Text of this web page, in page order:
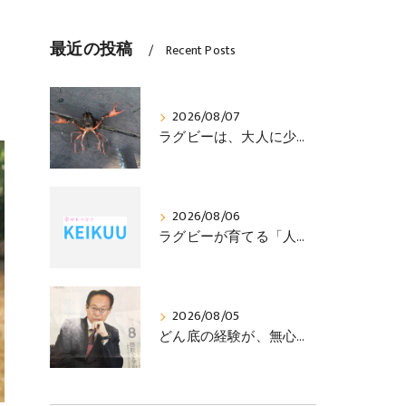
最近の投稿 Recent Posts
2026/08/07
ラグビーは、大人に少年の心をいつまでも持ち続けさせる
2026/08/06
ラグビーが育てる「人を思いやる心」
2026/08/05
どん底の経験が、無心の境地へ導いてくれる